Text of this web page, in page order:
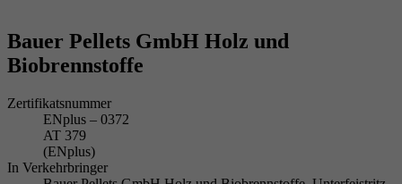
Bauer Pellets GmbH Holz und
Biobrennstoffe
Zertifikatsnummer
ENplus – 0372
AT 379
(ENplus)
In Verkehrbringer